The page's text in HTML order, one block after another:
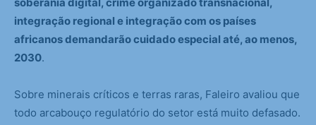
soberania digital, crime organizado transnacional,
integração regional e integração com os países
africanos demandarão cuidado especial até, ao menos,
2030.
Sobre minerais críticos e terras raras, Faleiro avaliou que
todo arcabouço regulatório do setor está muito defasado.